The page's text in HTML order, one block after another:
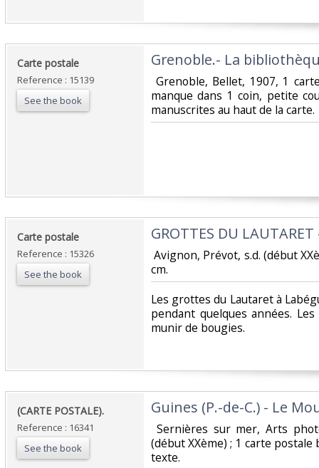
‎Carte postale ‎
Reference : 15139
See the book
‎Grenoble.- La
Grenoble, Bellet, 1907, 1
manque dans 1 coin, petite
manuscrites au haut de la carte. ‎
‎Carte postale ‎
Reference : 15326
See the book
‎GROTTES DU
Avignon, Prévot, s.d. (début
cm. ‎
‎Les grottes du Lautaret à
pendant quelques années.
munir de bougies. ‎
‎(CARTE POSTALE).‎
Reference : 16341
See the book
‎Guines (P.-de-C.) - Le
Sernières sur mer, Arts
(début XXème) ; 1 carte
texte. ‎